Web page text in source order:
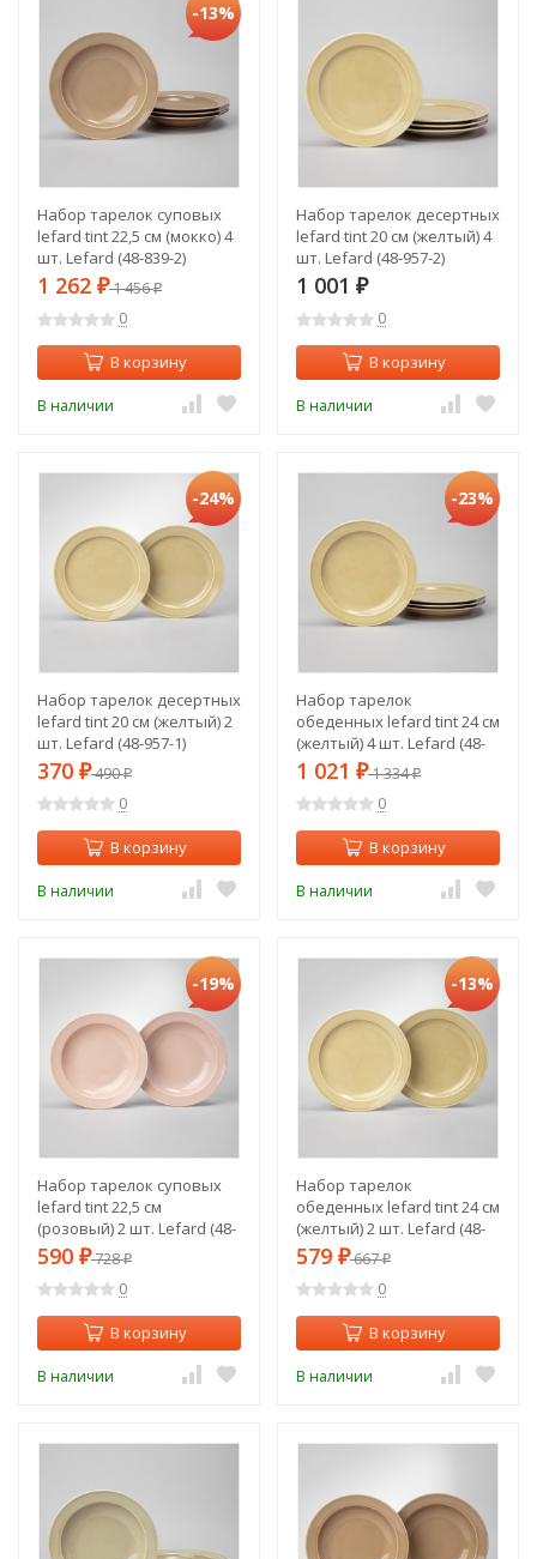
-13%
Набор тарелок суповых
lefard tint 22,5 см (мокко) 4
шт. Lefard (48-839-2)
1 262 ₽1 456₽
0
В корзину
В наличии
Набор тарелок десертных
lefard tint 20 см (желтый) 4
шт. Lefard (48-957-2)
1 001 ₽
0
В корзину
В наличии
-24%
Набор тарелок десертных
lefard tint 20 см (желтый) 2
шт. Lefard (48-957-1)
370 ₽490₽
0
В корзину
В наличии
-23%
Набор тарелок
обеденных lefard tint 24 см
(желтый) 4 шт. Lefard (48-
959-2)
1 021 ₽1 334₽
0
В корзину
В наличии
-19%
Набор тарелок суповых
lefard tint 22,5 см
(розовый) 2 шт. Lefard (48-
872-1)
590 ₽728₽
0
В корзину
В наличии
-13%
Набор тарелок
обеденных lefard tint 24 см
(желтый) 2 шт. Lefard (48-
959-1)
579 ₽667₽
0
В корзину
В наличии